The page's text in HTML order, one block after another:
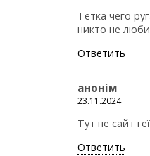
Тётка чего
никто не
Ответить
анонiм
23.11.2024
Тут не сайт
Ответить